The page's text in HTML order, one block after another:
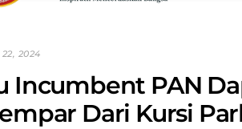
2024
Incumbent PAN
Dari Kursi